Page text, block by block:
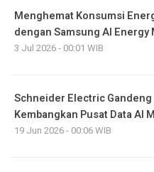
Menghemat Konsumsi
dengan Samsung AI Energy
3 Jul 2026 - 00:01 WIB
Schneider Electric Gandeng
Kembangkan Pusat Data AI
19 Jun 2026 - 00:06 WIB